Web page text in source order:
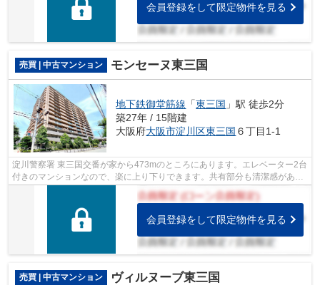
会員登録をして限定物件を見る
売買 | 中古マンション モンセーヌ東三国
地下鉄御堂筋線 「東三国 」駅 徒歩2分
築27年 / 15階建
大阪府大阪市淀川区東三国 ６丁目1-1
淀川警察署 東三国交番が家から473mのところにあります。エレベーター2台
付きのマンションなので、楽に上り下りできます。共有部分も清潔感があ
り、綺麗な中古マンションです。駅まで...
会員登録をして限定物件を見る
売買 | 中古マンション ヴィルヌーブ東三国